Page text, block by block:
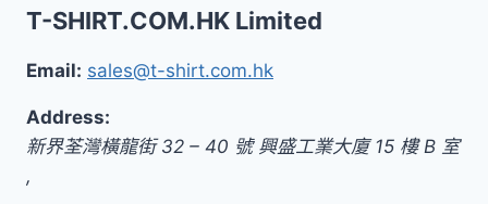
T-SHIRT.COM.HK Limited
Email: sales@t-shirt.com.hk
Address:
新界荃灣橫龍街 32 – 40 號 興盛工業大廈 15 樓 B 室
,